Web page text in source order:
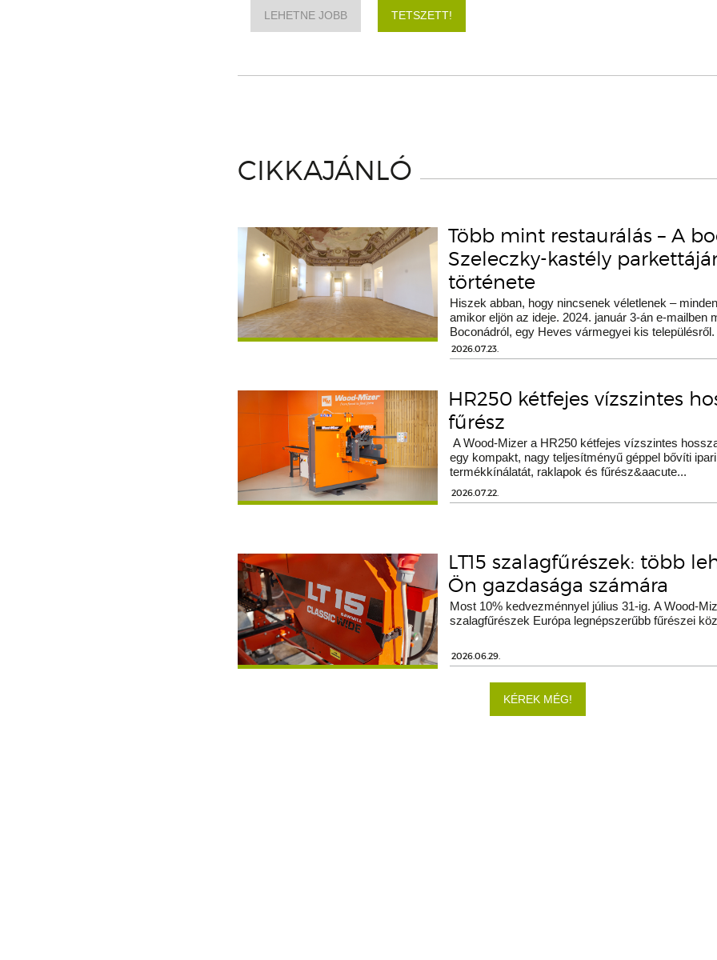
LEHETNE JOBB TETSZETT!
CIKKAJÁNLÓ
Több mint restaurálás – A
Szeleczky-kastély
története
Hiszek abban, hogy nincsenek véletlenek –
amikor eljön az ideje. 2024. január 3-án e-mailben
Boconádról, egy Heves vármegyei kis településről.
2026.07.23.
HR250 kétfejes vízszintes
fűrész
A Wood-Mizer a HR250 kétfejes vízszintes
egy kompakt, nagy teljesítményű géppel bővíti ipari
termékkínálatát, raklapok és fűrész&aacute...
2026.07.22.
LT15 szalagfűrészek: több
Ön gazdasága számára
Most 10% kedvezménnyel július 31-ig. A Wood-
szalagfűrészek Európa legnépszerűbb fűrészei
2026.06.29.
KÉREK MÉG!